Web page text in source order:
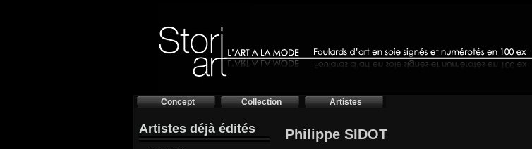
Concept Collection Artistes
Artistes déjà édités Philippe SIDOT